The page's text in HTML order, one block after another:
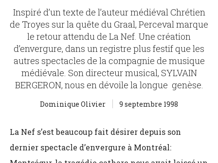
Inspiré d’un texte de l’auteur médiéval Chrétien
de Troyes sur la quête du Graal, Perceval marque
le retour attendu de La Nef. Une création
d’envergure, dans un registre plus festif que les
autres spectacles de la compagnie de musique
médiévale. Son directeur musical, SYLVAIN
BERGERON, nous en dévoile la longue genèse.
Dominique Olivier 9 septembre 1998
La Nef s’est beaucoup fait désirer depuis son
dernier spectacle d’envergure à Montréal: